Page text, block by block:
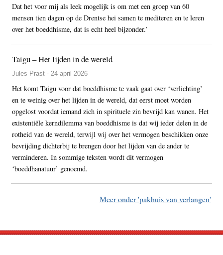
Dat het voor mij als leek mogelijk is om met een groep van 60
mensen tien dagen op de Drentse hei samen te mediteren en te leren
over het boeddhisme, dat is echt heel bijzonder.’
Taigu – Het lijden in de wereld
Jules Prast - 24 april 2026
Het komt Taigu voor dat boeddhisme te vaak gaat over ‘verlichting’
en te weinig over het lijden in de wereld, dat eerst moet worden
opgelost voordat iemand zich in spirituele zin bevrijd kan wanen. Het
existentiële kerndilemma van boeddhisme is dat wij ieder delen in de
rotheid van de wereld, terwijl wij over het vermogen beschikken onze
bevrijding dichterbij te brengen door het lijden van de ander te
verminderen. In sommige teksten wordt dit vermogen
‘boeddhanatuur’ genoemd.
Meer onder 'pakhuis van verlangen'